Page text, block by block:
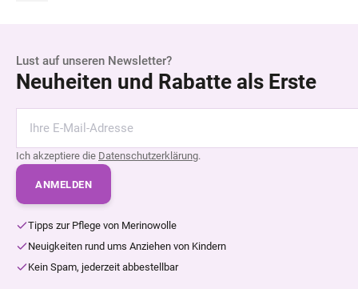
Lust auf unseren Newsletter?
Neuheiten und Rabatte als Erste
Ich akzeptiere die Datenschutzerklärung.
ANMELDEN
Tipps zur Pflege von Merinowolle
Neuigkeiten rund ums Anziehen von Kindern
Kein Spam, jederzeit abbestellbar